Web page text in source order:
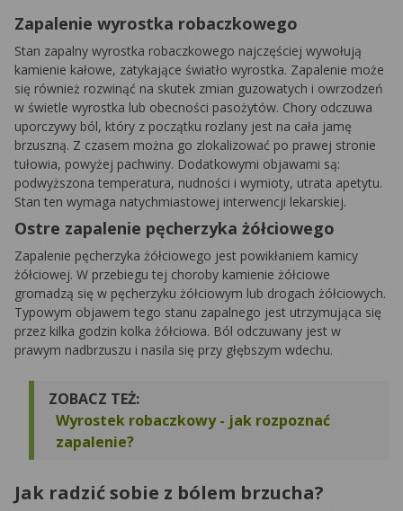
Zapalenie wyrostka robaczkowego
Stan zapalny wyrostka robaczkowego najczęściej wywołują
kamienie kałowe, zatykające światło wyrostka. Zapalenie może
się również rozwinąć na skutek zmian guzowatych i owrzodzeń
w świetle wyrostka lub obecności pasożytów. Chory odczuwa
uporczywy ból, który z początku rozlany jest na cała jamę
brzuszną. Z czasem można go zlokalizować po prawej stronie
tułowia, powyżej pachwiny. Dodatkowymi objawami są:
podwyższona temperatura, nudności i wymioty, utrata apetytu.
Stan ten wymaga natychmiastowej interwencji lekarskiej.
Ostre zapalenie pęcherzyka żółciowego
Zapalenie pęcherzyka żółciowego jest powikłaniem kamicy
żółciowej. W przebiegu tej choroby kamienie żółciowe
gromadzą się w pęcherzyku żółciowym lub drogach żółciowych.
Typowym objawem tego stanu zapalnego jest utrzymująca się
przez kilka godzin kolka żółciowa. Ból odczuwany jest w
prawym nadbrzuszu i nasila się przy głębszym wdechu.
ZOBACZ TEŻ:
Wyrostek robaczkowy - jak rozpoznać
zapalenie?
Jak radzić sobie z bólem brzucha?